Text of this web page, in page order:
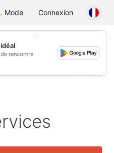
Mode Connexion
💕
rencontre